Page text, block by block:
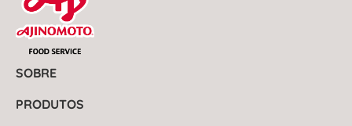
SOBRE
PRODUTOS